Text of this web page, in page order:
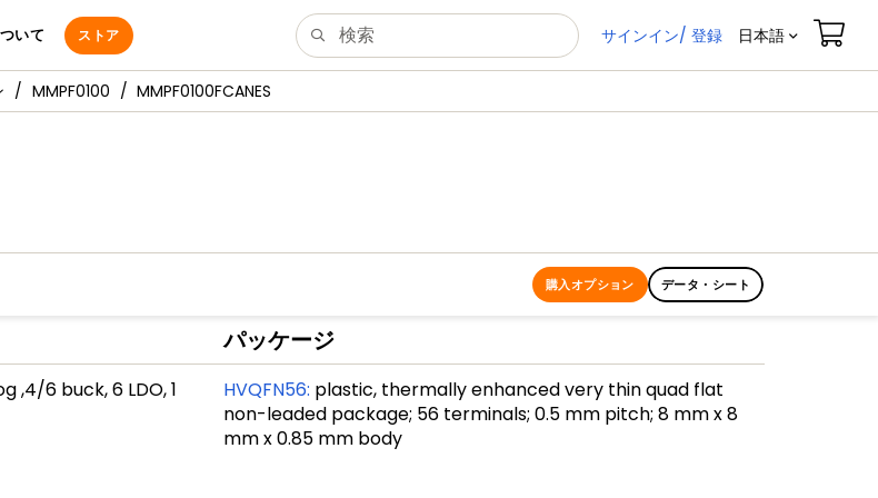
いて ストア サインイン/ 登録 日本語
MMPF0100 MMPF0100FCANES
購入オプション データ・シート
,4/6 buck, 6 LDO, 1
パッケージ
HVQFN56: plastic, thermally enhanced very thin quad flat
non-leaded package; 56 terminals; 0.5 mm pitch; 8 mm x 8
mm x 0.85 mm body